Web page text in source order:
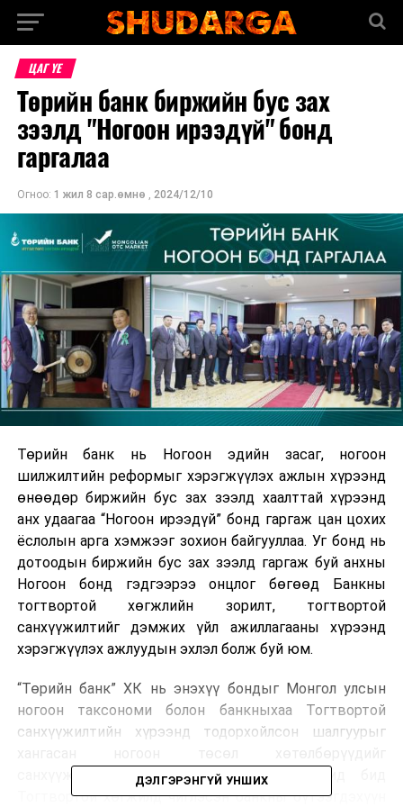
ЦАГ ҮЕ
Төрийн банк биржийн бус зах
зээлд "Ногоон ирээдүй" бонд
гаргалаа
Огноо: 1 жил 8 сар.өмнө , 2024/12/10
Төрийн банк нь Ногоон эдийн засаг, ногоон
шилжилтийн реформыг хэрэгжүүлэх ажлын хүрээнд
өнөөдөр биржийн бус зах зээлд хаалттай хүрээнд
анх удаагаа “Ногоон ирээдүй” бонд гаргаж цан цохих
ёслолын арга хэмжээг зохион байгууллаа. Уг бонд нь
дотоодын биржийн бус зах зээлд гаргаж буй анхны
Ногоон бонд гэдгээрээ онцлог бөгөөд Банкны
тогтвортой хөгжлийн зорилт, тогтвортой
санхүүжилтийг дэмжих үйл ажиллагааны хүрээнд
хэрэгжүүлэх ажлуудын эхлэл болж буй юм.
“Төрийн банк” ХК нь энэхүү бондыг Монгол улсын
ногоон таксономи болон банкныхаа Тогтвортой
санхүүжилтийн хүрээнд тодорхойлсон шалгуурыг
санхүүжүүлэхэд зарцуулах бөгөөд цаашид бид
Тогтвортой хөгжилд чиглэсэн банкны бүтээгдэхүүн
ДЭЛГЭРЭНГҮЙ УНШИХ